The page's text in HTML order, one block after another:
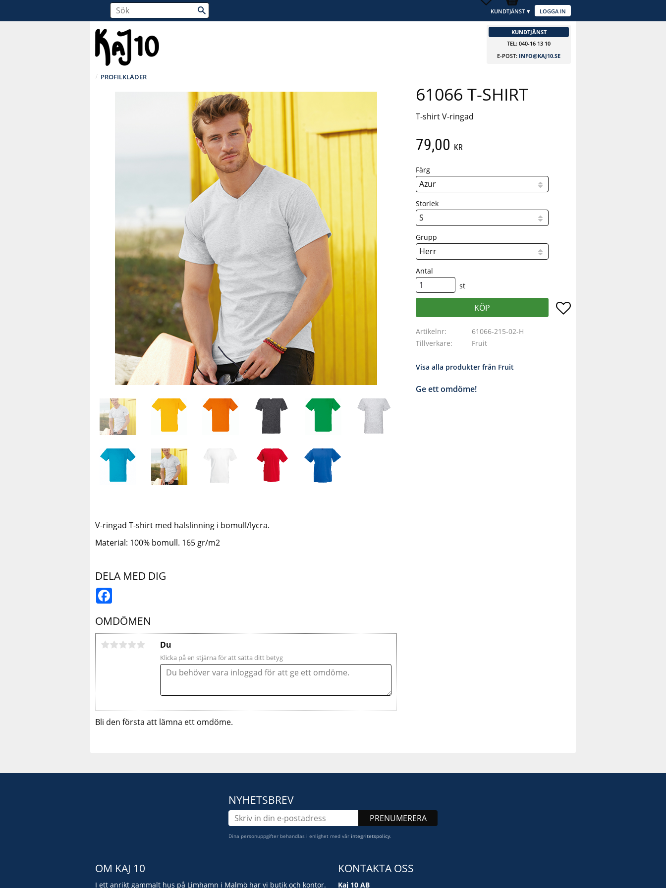
LOGGA IN
KUNDTJÄNST
KUNDTJÄNST
TEL: 040-16 13 10
E-POST: INFO@KAJ10.SE
PROFILKLÄDER
61066 T-SHIRT
T-shirt V-ringad
79,00 KR
Färg
Storlek
Grupp
Antal
st
KÖP Lägg till i favoriter
Artikelnr
61066-215-02-H
Tillverkare
Fruit
Visa alla produkter från Fruit
Ge ett omdöme!
V-ringad T-shirt med halslinning i bomull/lycra.
Material: 100% bomull. 165 gr/m2
DELA MED DIG
OMDÖMEN
Du
Klicka på en stjärna för att sätta ditt betyg
Bli den första att lämna ett omdöme.
NYHETSBREV
PRENUMERERA
Dina personuppgifter behandlas i enlighet med vår integritetspolicy.
OM KAJ 10
I ett anrikt gammalt hus på Limhamn i Malmö har vi butik och kontor.
KONTAKTA OSS
Kaj 10 AB